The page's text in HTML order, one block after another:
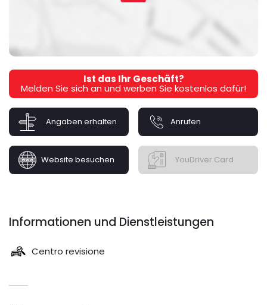
Ist das Ihr Geschäft?
Melden Sie sich an und werben Sie kostenlos dafür!
Angaben erhalten Anrufen
Website besuchen YouDriver Card
Informationen und Dienstleistungen
Centro revisione